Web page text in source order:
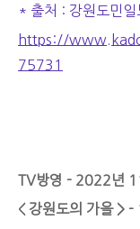
* 출처 : 강원도민일
https://
75731
TV방영 - 2022년
< 강원도의 가을 > -